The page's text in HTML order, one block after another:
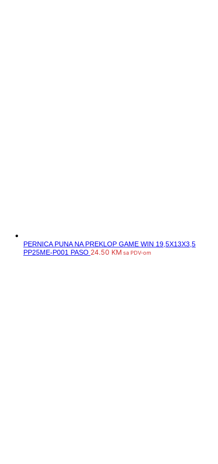
PERNICA PUNA NA PREKLOP GAME WIN 19,5X13X3,5
PP25ME-P001 PASO 24.50 KM sa PDV-om